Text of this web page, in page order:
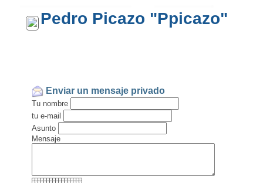
Pedro Picazo "Ppicazo"
Enviar un mensaje privado
Tu nombre
tu e-mail
Asunto
Mensaje